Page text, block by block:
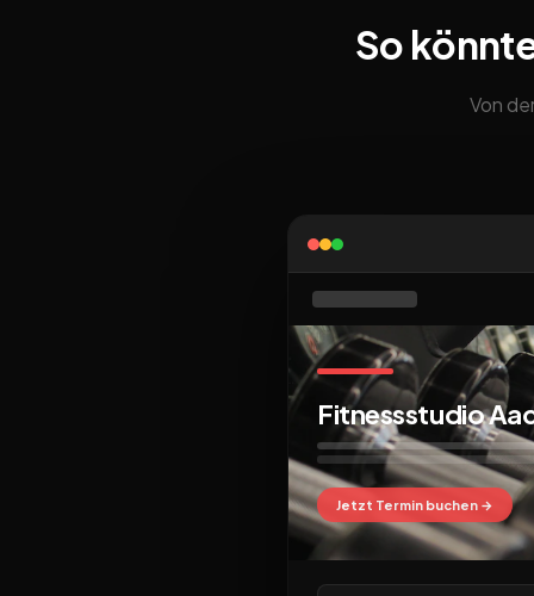
So
Von
Fitnessstudio
Jetzt Termin buchen →